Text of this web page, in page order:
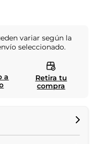
variar según la
seleccionado.
a
Retira tu
compra